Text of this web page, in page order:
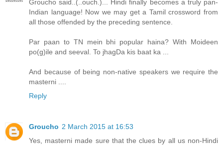
Groucho said..(..ouch.)... Hindi finally becomes a truly pan-
Indian language! Now we may get a Tamil crossword from
all those offended by the preceding sentence.
Par paan to TN mein bhi popular haina? With Moideen
po(g)ile and seeval. To jhagDa kis baat ka ...
And because of being non-native speakers we require the
masterni ....
Reply
Groucho 2 March 2015 at 16:53
Yes, masterni made sure that the clues by all us non-Hindi